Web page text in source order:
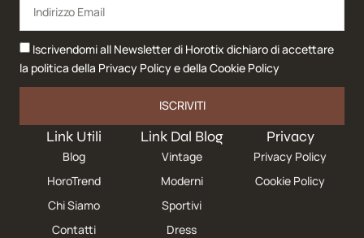
Link Utili
Blog
HoroTrend
Chi Siamo
Contatti
Link Dal Blog
Vintage
Moderni
Sportivi
Dress
Privacy
Privacy Policy
Cookie Policy
Iscrivendomi all Newsletter di Horotix dichiaro di accettare
la politica della Privacy Policye della Cookie Policy
ISCRIVITI